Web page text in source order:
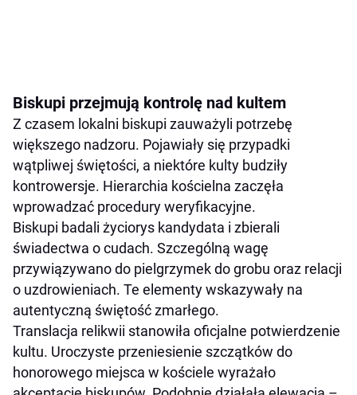
Biskupi przejmują kontrolę nad kultem
Z czasem lokalni biskupi zauważyli potrzebę
większego nadzoru. Pojawiały się przypadki
wątpliwej świętości, a niektóre kulty budziły
kontrowersje. Hierarchia kościelna zaczęła
wprowadzać procedury weryfikacyjne.
Biskupi badali życiorys kandydata i zbierali
świadectwa o cudach. Szczególną wagę
przywiązywano do pielgrzymek do grobu oraz relacji
o uzdrowieniach. Te elementy wskazywały na
autentyczną świętość zmarłego.
Translacja relikwii stanowiła oficjalne potwierdzenie
kultu. Uroczyste przeniesienie szczątków do
honorowego miejsca w kościele wyrażało